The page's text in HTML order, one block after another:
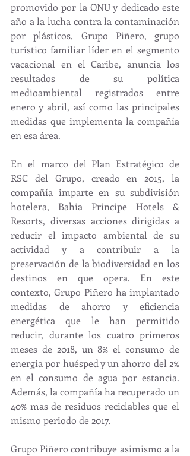
promovido por la ONU y dedicado este
año a la lucha contra la contaminación
por plásticos, Grupo Piñero, grupo
turístico familiar líder en el segmento
vacacional en el Caribe, anuncia los
resultados de su política
medioambiental registrados entre
enero y abril, así como las principales
medidas que implementa la compañía
en esa área.
En el marco del Plan Estratégico de
RSC del Grupo, creado en 2015, la
compañía imparte en su subdivisión
hotelera, Bahia Principe Hotels &
Resorts, diversas acciones dirigidas a
reducir el impacto ambiental de su
actividad y a contribuir a la
preservación de la biodiversidad en los
destinos en que opera. En este
contexto, Grupo Piñero ha implantado
medidas de ahorro y eficiencia
energética que le han permitido
reducir, durante los cuatro primeros
meses de 2018, un 8% el consumo de
energía por huésped y un ahorro del 2%
en el consumo de agua por estancia.
Además, la compañía ha recuperado un
40% mas de residuos reciclables que el
mismo periodo de 2017.
Grupo Piñero contribuye asimismo a la